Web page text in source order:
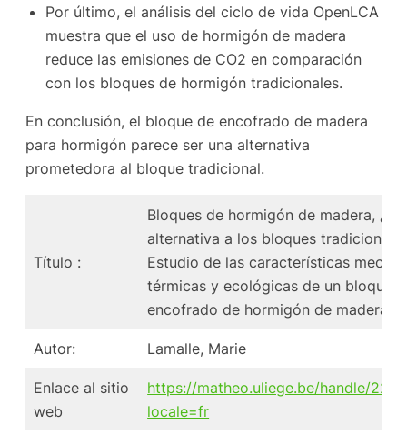
Por último, el análisis del ciclo de vida OpenLCA
muestra que el uso de hormigón de madera
reduce las emisiones de CO2 en comparación
con los bloques de hormigón tradicionales.
En conclusión, el bloque de encofrado de madera
para hormigón parece ser una alternativa
prometedora al bloque tradicional.
Título :
Bloques de hormigón de madera,
alternativa a los bloques
Estudio de las características
térmicas y ecológicas de un bloque
encofrado de hormigón de madera
Autor: Lamalle, Marie
Enlace al sitio
web
https://matheo.uliege.be/handle/
locale=fr